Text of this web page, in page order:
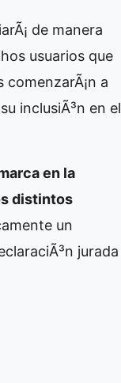
de manera
usuarios que
a
inclusiÃ³n en el
en la
distintos
un
jurada